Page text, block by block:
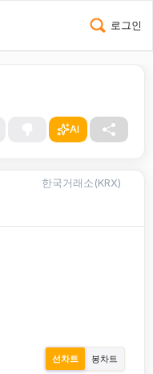
로그인
AI
한국거래소(KRX)
선차트 봉차트